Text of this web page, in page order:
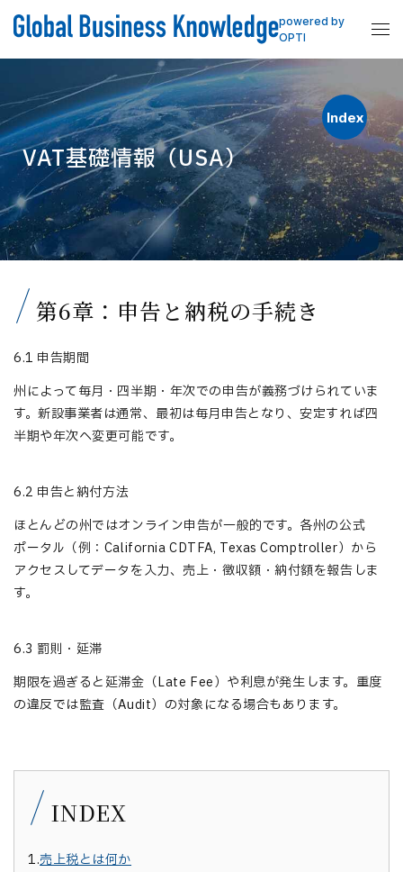
powered by
OPTI
VAT基礎情報（USA）
第6章：申告と納税の手続き
6.1 申告期間
州によって毎月・四半期・年次での申告が義務づけられていま
す。新設事業者は通常、最初は毎月申告となり、安定すれば四
半期や年次へ変更可能です。
6.2 申告と納付方法
ほとんどの州ではオンライン申告が一般的です。各州の公式
ポータル（例：California CDTFA, Texas Comptroller）から
アクセスしてデータを入力、売上・徴収額・納付額を報告しま
す。
6.3 罰則・延滞
期限を過ぎると延滞金（Late Fee）や利息が発生します。重度
の違反では監査（Audit）の対象になる場合もあります。
Index
INDEX
1.売上税とは何か